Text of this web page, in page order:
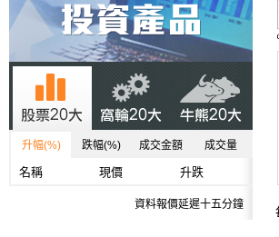
升幅(%) 跌幅(%) 成交金額 成交量
名稱 現價 升跌
資料報價延遲十五分鐘